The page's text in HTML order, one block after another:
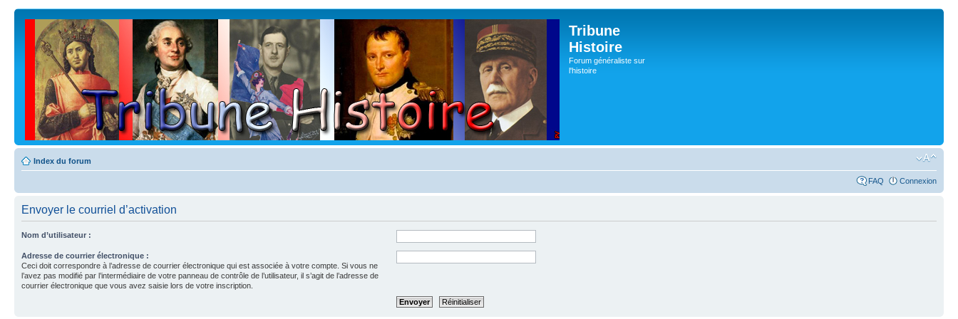
Tribune
Histoire
Forum généraliste sur
l'histoire
Index du forum
FAQ Connexion
Envoyer le courriel d’activation
Nom d’utilisateur :
Adresse de courrier électronique :
Ceci doit correspondre à l’adresse de courrier électronique qui est associée à votre compte. Si vous ne
l’avez pas modifié par l’intermédiaire de votre panneau de contrôle de l’utilisateur, il s’agit de l’adresse de
courrier électronique que vous avez saisie lors de votre inscription.